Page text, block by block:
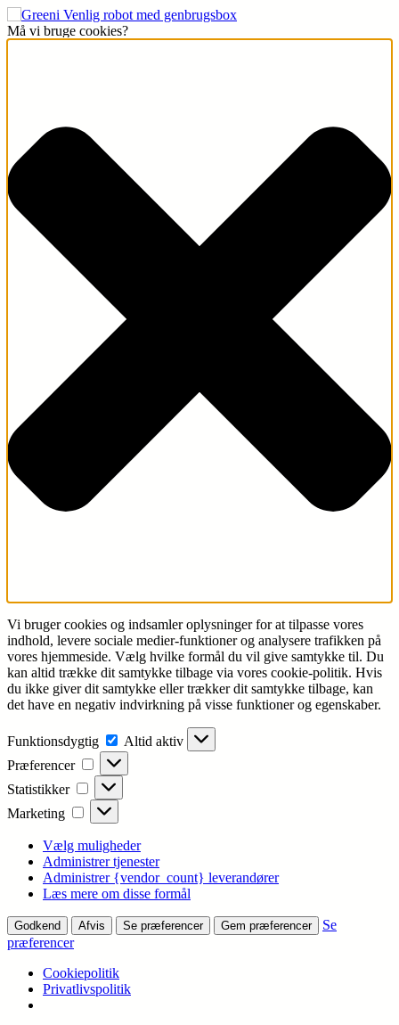
Må vi bruge cookies?
Vi bruger cookies og indsamler oplysninger for at tilpasse vores
indhold, levere sociale medier-funktioner og analysere trafikken på
vores hjemmeside. Vælg hvilke formål du vil give samtykke til. Du
kan altid trække dit samtykke tilbage via vores cookie-politik. Hvis
du ikke giver dit samtykke eller trækker dit samtykke tilbage, kan
det have en negativ indvirkning på visse funktioner og egenskaber.
Funktionsdygtig Funktionsdygtig
Altid aktiv
Præferencer
Præferencer
Statistikker Statistikker
Marketing Marketing
Vælg muligheder
Administrer tjenester
Administrer {vendor_count} leverandører
Læs mere om disse formål
Godkend Afvis Se præferencer Gem præferencer
Se
præferencer
Cookiepolitik
Privatlivspolitik